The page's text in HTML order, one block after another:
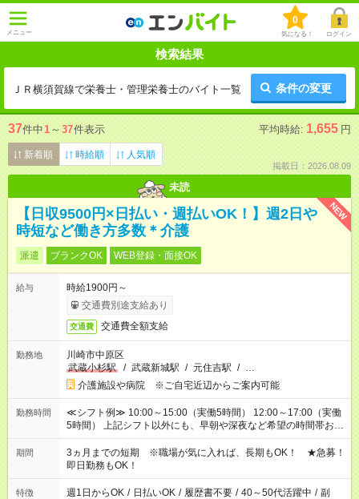
メニュー
0
気になる！ ログイン
検索結果
ＪＲ横須賀線で栄養士・管理栄養士のバイト一覧 条件の変更
37件中1 ～ 37件表示 平均時給: 1,655 円
新着順 時給順 人気順
掲載日：2026.08.09
未読
NEW
【日収9500円×日払い・週払いOK！】週2日や
時短など働き方多数＊介護
派遣 ブランクOK WEB登録・面接OK
給与
時給1900円～
交通費別途支給あり
交通費 交通費全額支給
勤務地
川崎市中原区
武蔵小杉駅
/ 武蔵新城駅 / 元住吉駅 / …
介護施設や病院 ※ご自宅近辺からご案内可能
勤務時間
≪シフト例≫ 10:00～15:00（実働5時間） 12:00～17:00（実働
5時間） 上記シフト以外にも、早朝や深夜など希望の時間帯お聞
かせください！ 事前に担当からヒアリングもしますので、ご安
心ください！
期間
3ヵ月までの短期 ※職場が気に入れば、長期もOK！ ★急募！
即日勤務もOK！
特徴 週1日からOK / 日払いOK / 履歴書不要 / 40～50代活躍中 / 副